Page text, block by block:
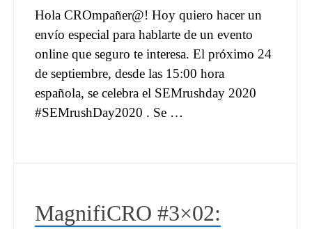
Hola CROmpañer@! Hoy quiero hacer un
envío especial para hablarte de un evento
online que seguro te interesa. El próximo 24
de septiembre, desde las 15:00 hora
española, se celebra el SEMrushday 2020
#SEMrushDay2020 . Se …
MagnifiCRO #3×02: